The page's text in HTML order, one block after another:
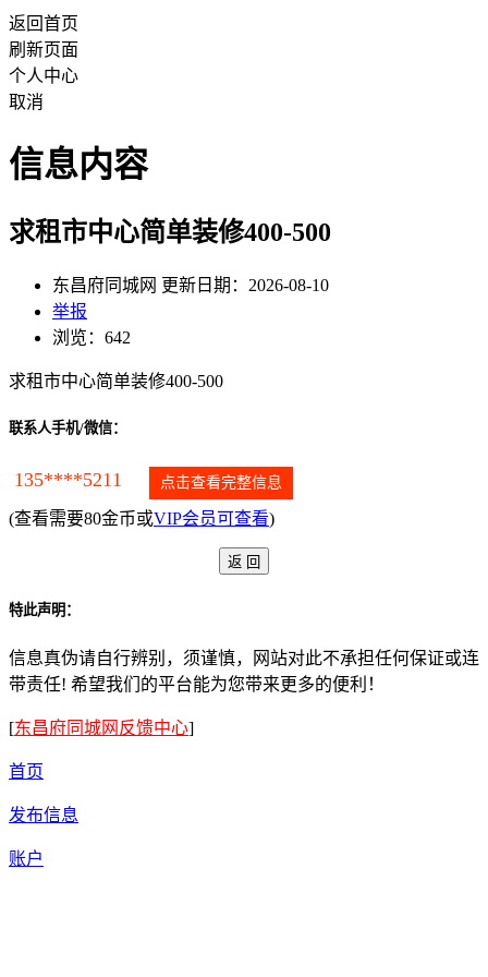
返回首页
刷新页面
个人中心
取消
信息内容
求租市中心简单装修400-500
东昌府同城网 更新日期：2026-08-10
举报
浏览：642
求租市中心简单装修400-500
联系人手机/微信：
135****5211 点击查看完整信息
(查看需要80金币或VIP会员可查看)
特此声明：
信息真伪请自行辨别，须谨慎，网站对此不承担任何保证或连
带责任! 希望我们的平台能为您带来更多的便利！
[东昌府同城网反馈中心]
首页
发布信息
账户